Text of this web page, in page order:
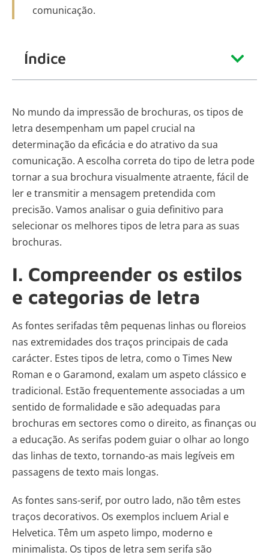
comunicação.
Índice
No mundo da impressão de brochuras, os tipos de
letra desempenham um papel crucial na
determinação da eficácia e do atrativo da sua
comunicação. A escolha correta do tipo de letra pode
tornar a sua brochura visualmente atraente, fácil de
ler e transmitir a mensagem pretendida com
precisão. Vamos analisar o guia definitivo para
selecionar os melhores tipos de letra para as suas
brochuras.
I. Compreender os estilos
e categorias de letra
As fontes serifadas têm pequenas linhas ou floreios
nas extremidades dos traços principais de cada
carácter. Estes tipos de letra, como o Times New
Roman e o Garamond, exalam um aspeto clássico e
tradicional. Estão frequentemente associadas a um
sentido de formalidade e são adequadas para
brochuras em sectores como o direito, as finanças ou
a educação. As serifas podem guiar o olhar ao longo
das linhas de texto, tornando-as mais legíveis em
passagens de texto mais longas.
As fontes sans-serif, por outro lado, não têm estes
traços decorativos. Os exemplos incluem Arial e
Helvetica. Têm um aspeto limpo, moderno e
minimalista. Os tipos de letra sem serifa são